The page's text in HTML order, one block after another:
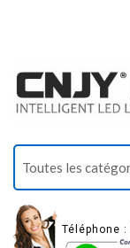
Téléphone :